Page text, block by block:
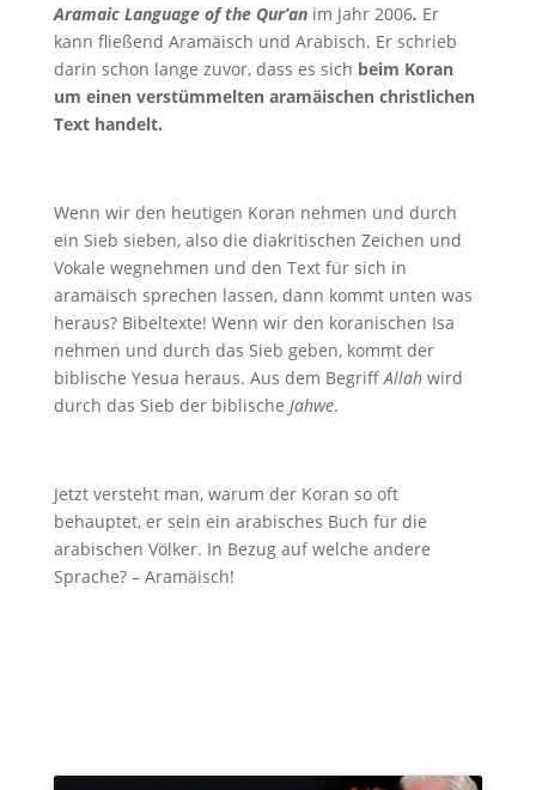
Aramaic Language of the Qur’anim Jahr 2006. Er
kann fließend Aramäisch und Arabisch. Er schrieb
darin schon lange zuvor, dass es sich beim Koran
um einen verstümmelten aramäischen christlichen
Text handelt.
Wenn wir den heutigen Koran nehmen und durch
ein Sieb sieben, also die diakritischen Zeichen und
Vokale wegnehmen und den Text für sich in
aramäisch sprechen lassen, dann kommt unten was
heraus? Bibeltexte! Wenn wir den koranischen Isa
nehmen und durch das Sieb geben, kommt der
biblische Yesua heraus. Aus dem Begriff Allahwird
durch das Sieb der biblische Jahwe.
Jetzt versteht man, warum der Koran so oft
behauptet, er sein ein arabisches Buch für die
arabischen Völker. In Bezug auf welche andere
Sprache? – Aramäisch!